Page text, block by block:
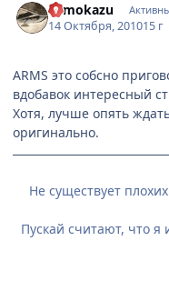
Tomokazu
14 Октября, 201015 г
ARMS это собсно
вдобавок интересный
Хотя, лучше опять
оригинально.
Не существует
Пускай считают, что